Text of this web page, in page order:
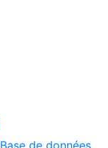
Base de données